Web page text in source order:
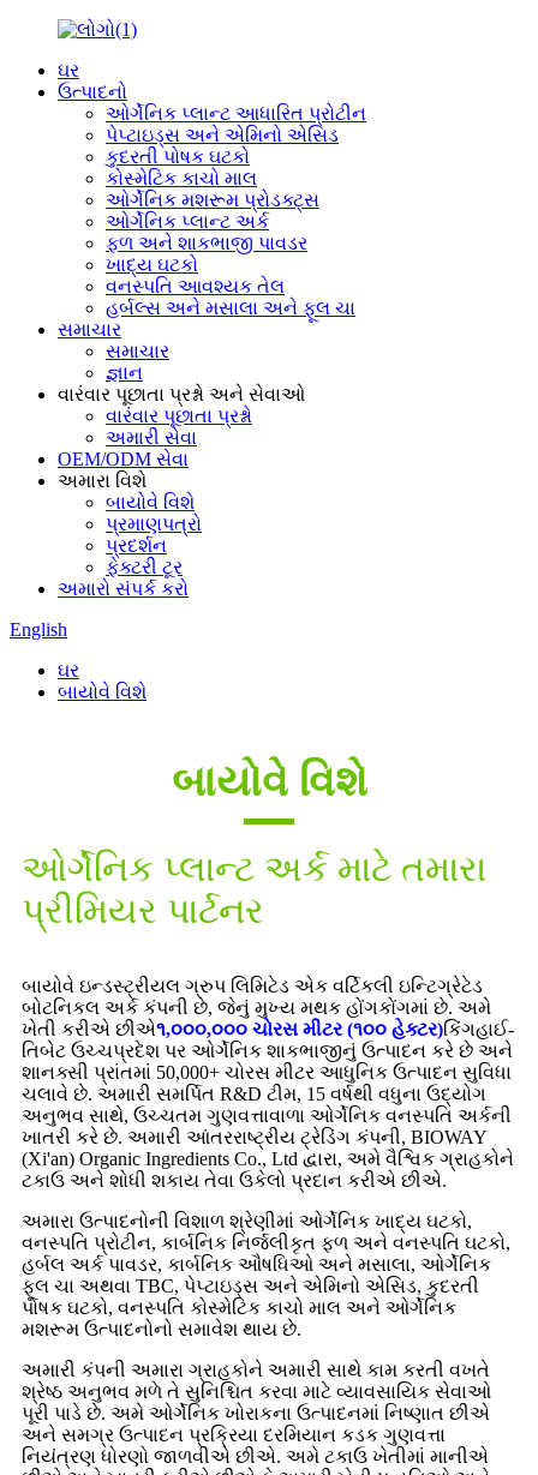
ઘર
ઉત્પાદનો
ઓર્ગેનિક પ્લાન્ટ આધારિત પ્રોટીન
પેપ્ટાઇડ્સ અને એમિનો એસિડ
કુદરતી પોષક ઘટકો
કોસ્મેટિક કાચો માલ
ઓર્ગેનિક મશરૂમ પ્રોડક્ટ્સ
ઓર્ગેનિક પ્લાન્ટ અર્ક
ફળ અને શાકભાજી પાવડર
ખાદ્ય ઘટકો
વનસ્પતિ આવશ્યક તેલ
હર્બલ્સ અને મસાલા અને ફૂલ ચા
સમાચાર
સમાચાર
જ્ઞાન
વારંવાર પૂછાતા પ્રશ્નો અને સેવાઓ
વારંવાર પૂછાતા પ્રશ્નો
અમારી સેવા
OEM/ODM સેવા
અમારા વિશે
બાયોવે વિશે
પ્રમાણપત્રો
પ્રદર્શન
ફેક્ટરી ટૂર
અમારો સંપર્ક કરો
English
ઘર
બાયોવે વિશે
બાયોવે વિશે
ઓર્ગેનિક પ્લાન્ટ અર્ક માટે તમારા
પ્રીમિયર પાર્ટનર
બાયોવે ઇન્ડસ્ટ્રીયલ ગ્રુપ લિમિટેડ એક વર્ટિકલી ઇન્ટિગ્રેટેડ
બોટનિકલ અર્ક કંપની છે, જેનું મુખ્ય મથક હોંગકોંગમાં છે. અમે
ખેતી કરીએ છીએ૧,૦૦૦,૦૦૦ ચોરસ મીટર (૧૦૦ હેક્ટર)કિંગહાઈ-
તિબેટ ઉચ્ચપ્રદેશ પર ઓર્ગેનિક શાકભાજીનું ઉત્પાદન કરે છે અને
શાનક્સી પ્રાંતમાં 50,000+ ચોરસ મીટર આધુનિક ઉત્પાદન સુવિધા
ચલાવે છે. અમારી સમર્પિત R&D ટીમ, 15 વર્ષથી વધુના ઉદ્યોગ
અનુભવ સાથે, ઉચ્ચતમ ગુણવત્તાવાળા ઓર્ગેનિક વનસ્પતિ અર્કની
ખાતરી કરે છે. અમારી આંતરરાષ્ટ્રીય ટ્રેડિંગ કંપની, BIOWAY
(Xi'an) Organic Ingredients Co., Ltd દ્વારા, અમે વૈશ્વિક ગ્રાહકોને
ટકાઉ અને શોધી શકાય તેવા ઉકેલો પ્રદાન કરીએ છીએ.
અમારા ઉત્પાદનોની વિશાળ શ્રેણીમાં ઓર્ગેનિક ખાદ્ય ઘટકો,
વનસ્પતિ પ્રોટીન, કાર્બનિક નિર્જલીકૃત ફળ અને વનસ્પતિ ઘટકો,
હર્બલ અર્ક પાવડર, કાર્બનિક ઔષધિઓ અને મસાલા, ઓર્ગેનિક
ફૂલ ચા અથવા TBC, પેપ્ટાઇડ્સ અને એમિનો એસિડ, કુદરતી
પોષક ઘટકો, વનસ્પતિ કોસ્મેટિક કાચો માલ અને ઓર્ગેનિક
મશરૂમ ઉત્પાદનોનો સમાવેશ થાય છે.
અમારી કંપની અમારા ગ્રાહકોને અમારી સાથે કામ કરતી વખતે
શ્રેષ્ઠ અનુભવ મળે તે સુનિશ્ચિત કરવા માટે વ્યાવસાયિક સેવાઓ
પૂરી પાડે છે. અમે ઓર્ગેનિક ખોરાકના ઉત્પાદનમાં નિષ્ણાત છીએ
અને સમગ્ર ઉત્પાદન પ્રક્રિયા દરમિયાન કડક ગુણવત્તા
નિયંત્રણ ધોરણો જાળવીએ છીએ. અમે ટકાઉ ખેતીમાં માનીએ